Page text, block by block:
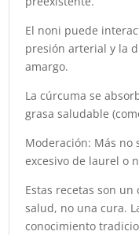
El noni puede
presión arterial y la
amargo.
La cúrcuma se
grasa saludable
Moderación: Más no
excesivo de laurel o
Estas recetas son
salud, no una cura.
conocimiento